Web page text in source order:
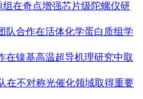
组在奇点增强芯片级陀螺仪研
队合作在活体化学蛋白质组学
镍基高温超导机理研究中取
在不对称光催化领域取得重要